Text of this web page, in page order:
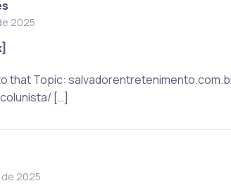
2025
that Topic:
[…]
2025